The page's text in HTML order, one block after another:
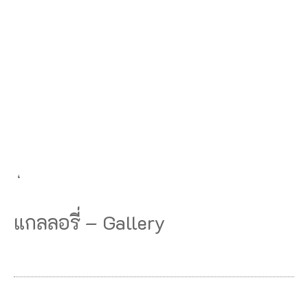
‘
แกลลอรี่ – Gallery